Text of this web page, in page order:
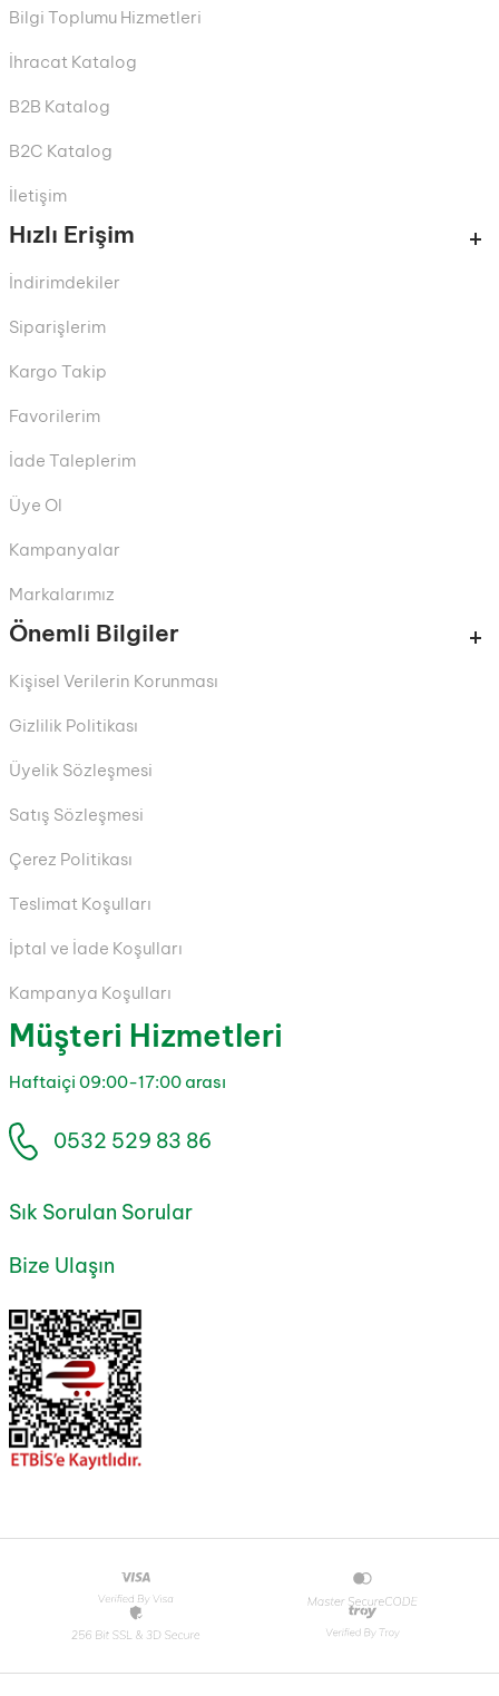
Bilgi Toplumu Hizmetleri
İhracat Katalog
B2B Katalog
B2C Katalog
İletişim
Hızlı Erişim
İndirimdekiler
Siparişlerim
Kargo Takip
Favorilerim
İade Taleplerim
Üye Ol
Kampanyalar
Markalarımız
Önemli Bilgiler
Kişisel Verilerin Korunması
Gizlilik Politikası
Üyelik Sözleşmesi
Satış Sözleşmesi
Çerez Politikası
Teslimat Koşulları
İptal ve İade Koşulları
Kampanya Koşulları
Müşteri Hizmetleri
Haftaiçi 09:00-17:00 arası
0532 529 83 86
Sık Sorulan Sorular
Bize Ulaşın